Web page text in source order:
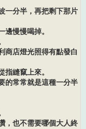
分半，再把剩下那片
慢慢喝掉。
店燈光照得有點發白
縫竄上來。
常常就是這種一分半
也不需要哪個大人終